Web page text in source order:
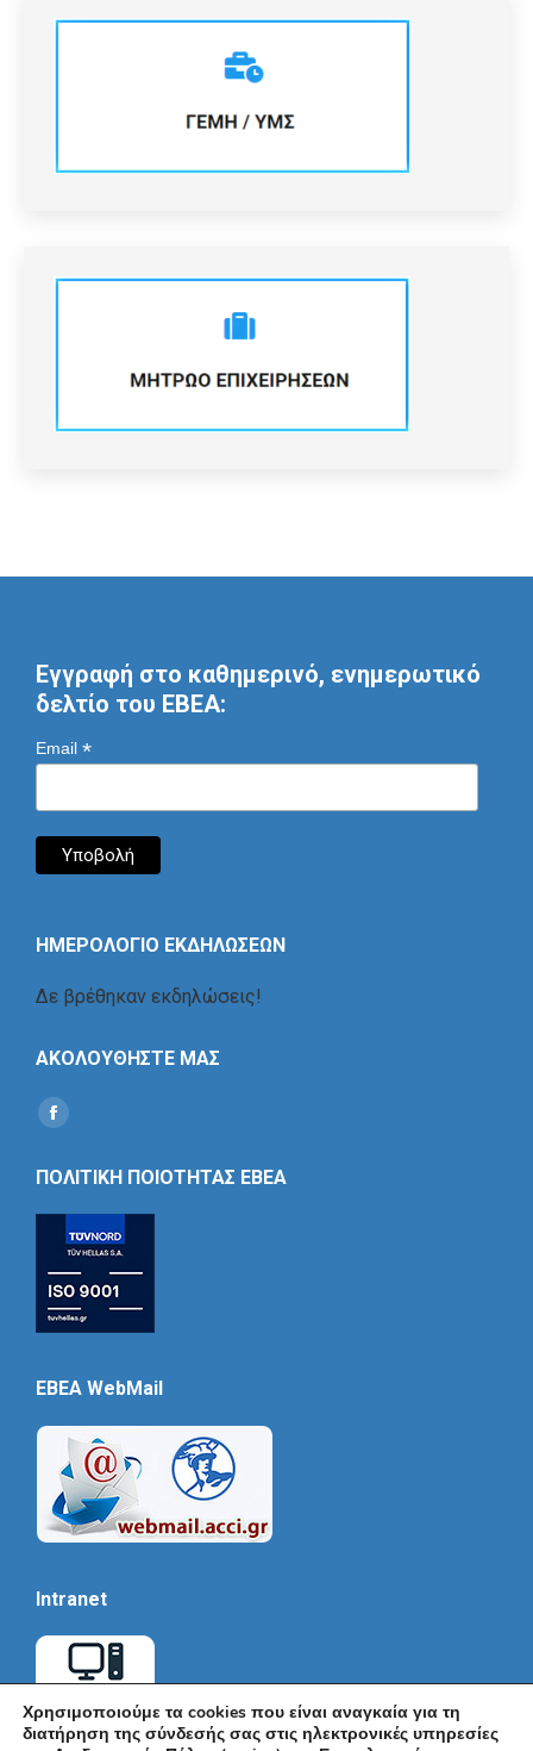
Εγγραφή στο καθημερινό, ενημερωτικό
δελτίο του ΕΒΕΑ:
Email *
ΗΜΕΡΟΛΟΓΙΟ ΕΚΔΗΛΩΣΕΩΝ
Δε βρέθηκαν εκδηλώσεις!
ΑΚΟΛΟΥΘΗΣΤΕ ΜΑΣ
Find us on:
Social
ΠΟΛΙΤΙΚΗ ΠΟΙΟΤΗΤΑΣ ΕΒΕΑ
EBEA WebMail
Intranet
Χρησιμοποιούμε τα cookies που είναι αναγκαία για τη
διατήρηση της σύνδεσής σας στις ηλεκτρονικές υπηρεσίες